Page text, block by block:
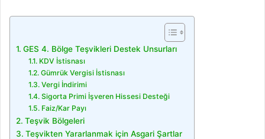
GES 4. Bölge Teşvikleri Destek Unsurları
KDV İstisnası
Gümrük Vergisi İstisnası
Vergi İndirimi
Sigorta Primi İşveren Hissesi Desteği
Faiz/Kar Payı
Teşvik Bölgeleri
Teşvikten Yararlanmak için Asgari Şartlar